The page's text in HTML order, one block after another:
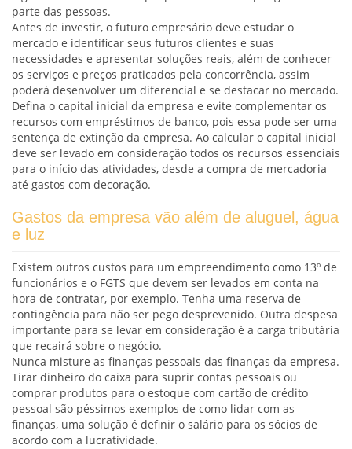
parte das pessoas.
Antes de investir, o futuro empresário deve estudar o
mercado e identificar seus futuros clientes e suas
necessidades e apresentar soluções reais, além de conhecer
os serviços e preços praticados pela concorrência, assim
poderá desenvolver um diferencial e se destacar no mercado.
Defina o capital inicial da empresa e evite complementar os
recursos com empréstimos de banco, pois essa pode ser uma
sentença de extinção da empresa. Ao calcular o capital inicial
deve ser levado em consideração todos os recursos essenciais
para o início das atividades, desde a compra de mercadoria
até gastos com decoração.
Gastos da empresa vão além de aluguel, água
e luz
Existem outros custos para um empreendimento como 13º de
funcionários e o FGTS que devem ser levados em conta na
hora de contratar, por exemplo. Tenha uma reserva de
contingência para não ser pego desprevenido. Outra despesa
importante para se levar em consideração é a carga tributária
que recairá sobre o negócio.
Nunca misture as finanças pessoais das finanças da empresa.
Tirar dinheiro do caixa para suprir contas pessoais ou
comprar produtos para o estoque com cartão de crédito
pessoal são péssimos exemplos de como lidar com as
finanças, uma solução é definir o salário para os sócios de
acordo com a lucratividade.